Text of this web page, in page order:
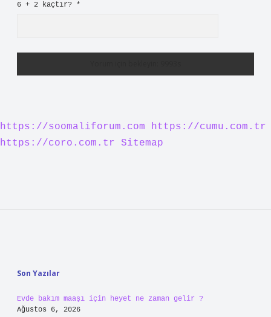
6 + 2 kaçtır? *
https://soomaliforum.com
https://cumu.com.tr
https://coro.com.tr
Sitemap
Son Yazılar
Evde bakım maaşı için heyet ne zaman gelir ?
Ağustos 6, 2026